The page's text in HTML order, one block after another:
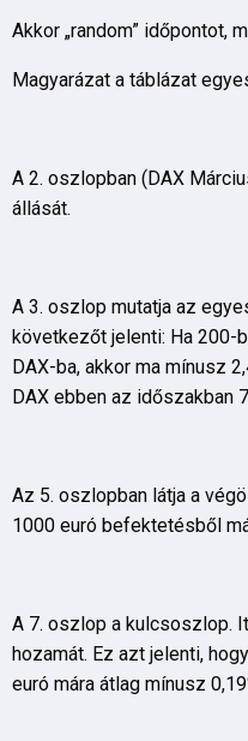
Akkor „random” időpontot,
Magyarázat a táblázat
A 2. oszlopban (DAX
állását.
A 3. oszlop mutatja az
következőt jelenti: Ha 200-
DAX-ba, akkor ma mínusz
DAX ebben az időszakban
Az 5. oszlopban látja a
1000 euró befektetésből
A 7. oszlop a kulcsoszlop.
hozamát. Ez azt jelenti,
euró mára átlag mínusz